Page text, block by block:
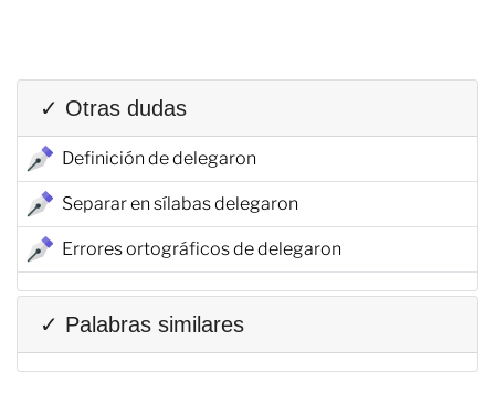
✓ Otras dudas
Definición de delegaron
Separar en sílabas delegaron
Errores ortográficos de delegaron
✓ Palabras similares